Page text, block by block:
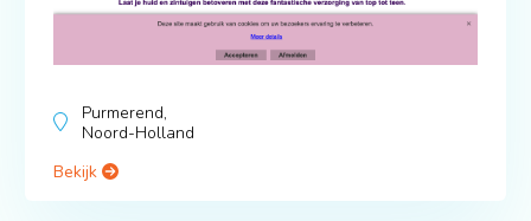
Purmerend,
Noord-Holland
Bekijk